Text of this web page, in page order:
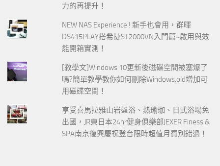
力的再提升！
NEW NAS Experience ! 新手也會用，群暉
DS415PLAY搭希捷ST2000VN入門篇~啟用與效
能開箱實測！
[教學文]Windows 10更新後磁碟空間被塞爆了
嗎?簡單教學教你如何刪除Windows.old增加可
用磁碟空間！
享受喜馬拉雅山岩盤浴、熱瑜珈、日式浴場免
出國，JR東日本24hr健身俱樂部JEXER Finess &
SPA南京復興慶祝登台限時超值月費別錯過！